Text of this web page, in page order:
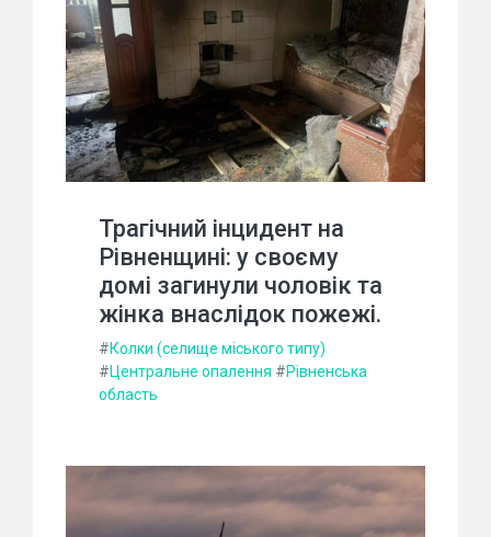
Трагічний інцидент на
Рівненщині: у своєму
домі загинули чоловік та
жінка внаслідок пожежі.
#Колки (селище міського типу)
#Центральне опалення #Рівненська
область